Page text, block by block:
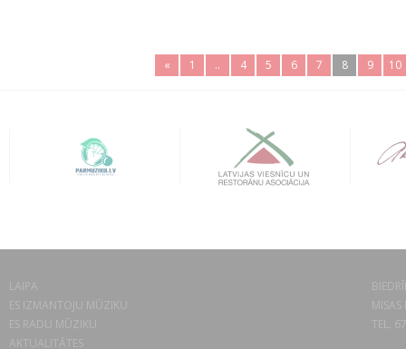
« 1 .. 4 5 6 7 8 9 10
LAIPA
ES IZMANTOJU MŪZIKU
ES RADU MŪZIKU
AKTUALITĀTES
TEL.